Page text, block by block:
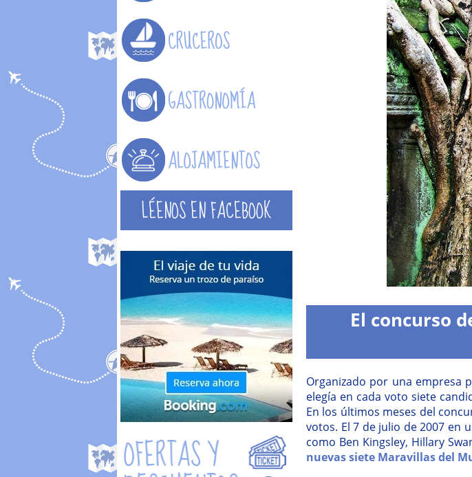
El concurso
Organizado por una empresa
elegía en cada voto siete
En los últimos meses del
votos. El 7 de julio de 2007 en
como Ben Kingsley, Hillary
nuevas siete Maravillas del
LÉENOS EN FACEBOOK